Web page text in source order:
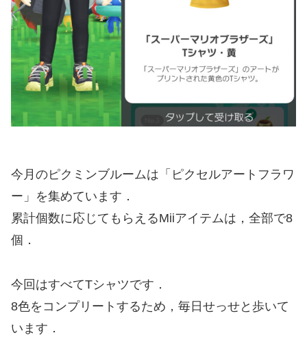
今月のピクミンブルームは「ピクセルアートフラワ
ー」を集めています．
累計個数に応じてもらえるMiiアイテムは，全部で8
個．
今回はすべてTシャツです．
8色をコンプリートするため，毎日せっせと歩いて
います．